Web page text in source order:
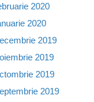
2020
2020
2019
2019
2019
2019